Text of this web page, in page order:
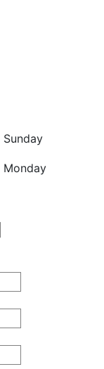
Sunday
Monday